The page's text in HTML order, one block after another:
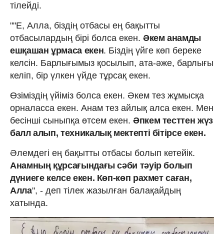
тілейді.
""Е, Алла, біздің отбасы ең бақытты
отбасылардың бірі болса екен. Әкем анамды
ешқашан ұрмаса екен. Біздің үйге көп береке
келсін. Барлығымыз қосылып, ата-әже, барлығы
келіп, бір үлкен үйде тұрсақ екен.
Өзіміздің үйіміз болса екен. Әкем тез жұмысқа
орналасса екен. Анам тез айлық алса екен. Мен
бесінші сыныпқа өтсем екен. Әпкем тесттен жүз
балл алып, техникалық мектепті бітірсе екен.
Әлемдегі ең бақытты отбасы болып кетейік.
Анамның құрсағындағы сәби тәуір болып
дүниеге келсе екен. Көп-көп рахмет саған,
Алла", - деп тілек жазылған балақайдың
хатында.